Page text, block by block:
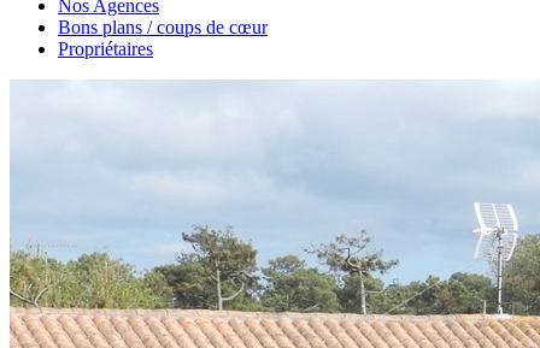
Nos Agences
Bons plans / coups de cœur
Propriétaires